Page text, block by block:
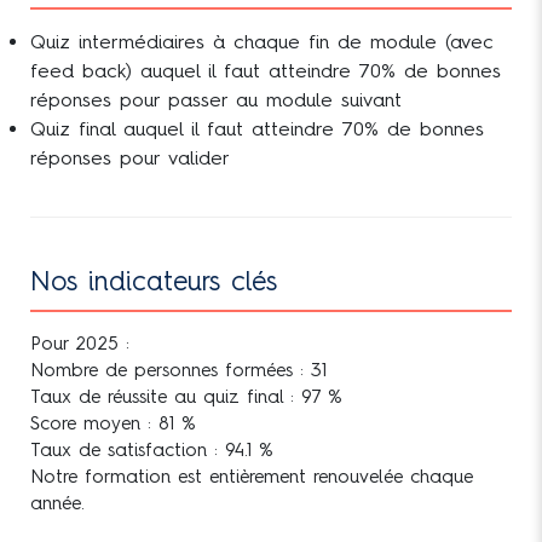
IMMOBILIER (12h)
Module 3 : LE CREDIT
CONSOMMATION (6h)
Module 4 : LES SERVICES DE
Quiz intermédiaires à chaque fin de module (avec
feed back) auquel il faut atteindre 70% de bonnes
réponses pour passer au module suivant
Quiz final auquel il faut atteindre 70% de bonnes
réponses pour valider
Nos indicateurs clés
Pour 2025 :
Nombre de personnes formées : 31
Taux de réussite au quiz final : 97 %
Score moyen : 81 %
Taux de satisfaction : 94.1 %
Notre formation est entièrement renouvelée chaque
année.